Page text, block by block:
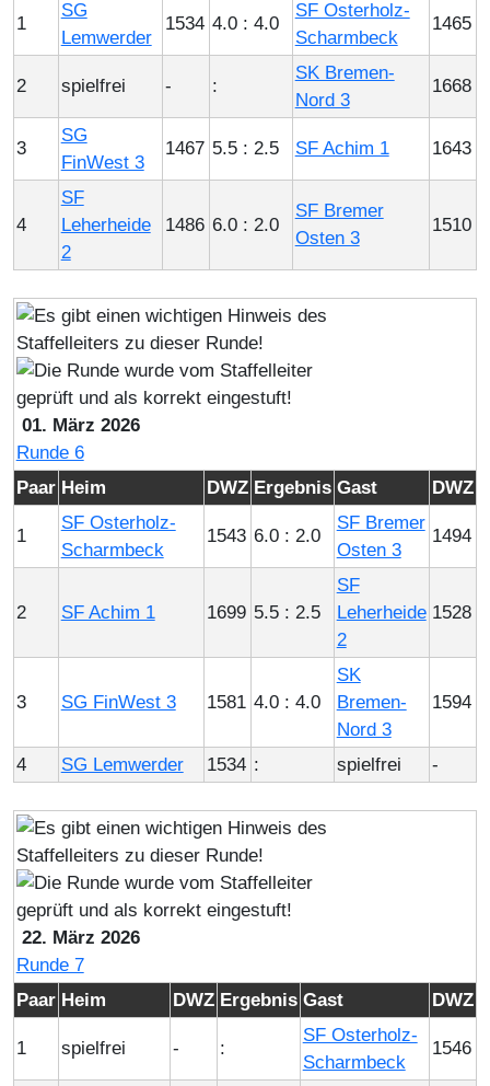
1
SG
Lemwerder
1534 4.0 : 4.0
SF Osterholz-
Scharmbeck
1465
2 spielfrei - :
SK Bremen-
Nord 3
1668
3
SG
FinWest 3
1467 5.5 : 2.5 SF Achim 1 1643
4
SF
Leherheide
2
1486 6.0 : 2.0
SF Bremer
Osten 3
1510
01. März 2026
Runde 6
Paar Heim DWZ Ergebnis Gast DWZ
1
SF Osterholz-
Scharmbeck
1543 6.0 : 2.0
SF Bremer
Osten 3
1494
2 SF Achim 1 1699 5.5 : 2.5
SF
Leherheide
2
1528
3 SG FinWest 3 1581 4.0 : 4.0
SK
Bremen-
Nord 3
1594
4 SG Lemwerder 1534 : spielfrei -
22. März 2026
Runde 7
Paar Heim DWZ Ergebnis Gast DWZ
1 spielfrei - :
SF Osterholz-
Scharmbeck
1546